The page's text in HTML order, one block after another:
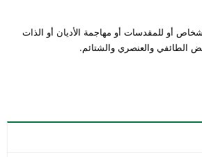
أو للمقدسات أو مهاجمة الأديان أو الذات
الطائفي والعنصري والشتائم.